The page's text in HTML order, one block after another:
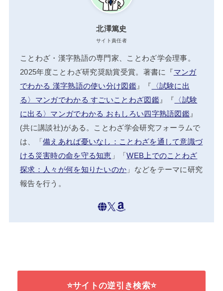
北澤篤史
サイト責任者
ことわざ・漢字熟語の専門家、ことわざ学会理事。
2025年度ことわざ研究奨励賞受賞。著書に『マンガ
でわかる 漢字熟語の使い分け図鑑』『 〈試験に出
る〉マンガでわかる すごいことわざ図鑑』『 〈試験
に出る〉マンガでわかる おもしろい四字熟語図鑑 』
(共に講談社)がある。ことわざ学会研究フォーラムで
は、「備えあれば憂いなし：ことわざを通して意識づ
ける災害時の命を守る知恵 」「WEB上でのことわざ
探求：人々が何を知りたいのか 」などをテーマに研究
報告を行う。
⭐サイトの逆引き検索⭐